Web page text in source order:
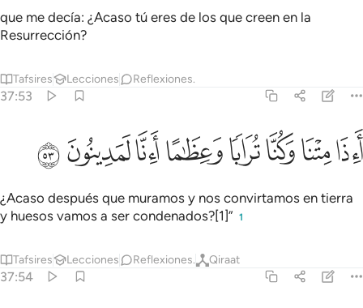
que me decía: ¿Acaso tú eres de los que creen en la
Resurrección?
Tafsires Lecciones Reflexiones.
37:53
ااذا متنا وكنا ترابا وعظاما اانا لمدينون ٥٣
أَءِذَا مِتْنَا وَكُنَّا تُرَابًۭا وَعِظَـٰمًا أَءِنَّا لَمَدِينُونَ ٥٣
ﱆﱇﱈﱉﱊﱋﱌﱍ
¿Acaso después que muramos y nos convirtamos en tierra
y huesos vamos a ser condenados?[1]” 1
Tafsires Lecciones Reflexiones. Qiraat
37:54